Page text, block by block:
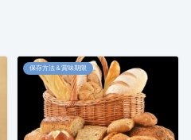
保存方法＆賞味期限